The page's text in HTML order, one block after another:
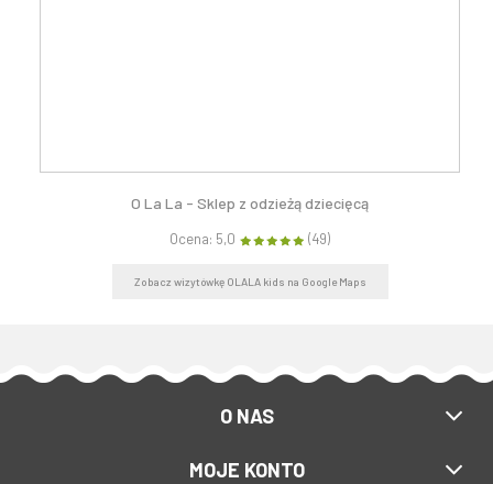
O La La - Sklep z odzieżą dziecięcą
Ocena: 5,0 (49)
Zobacz wizytówkę OLALA kids na Google Maps
O NAS
MOJE KONTO